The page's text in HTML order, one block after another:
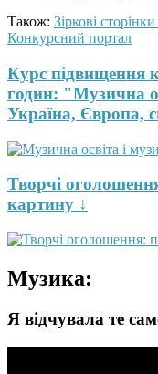
Також: Зіркові
Конкурсний портал
Курс підвищення
годин: "Музична
Україна, Європа,
Творчі
картину ↓
Музика:
Я відчувала те